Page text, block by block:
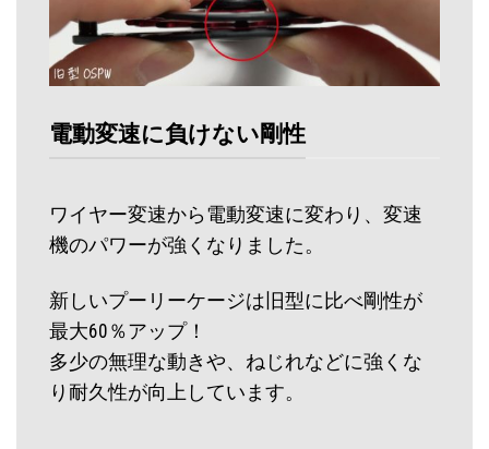
電動変速に負けない剛性
ワイヤー変速から電動変速に変わり、変速
機のパワーが強くなりました。
新しいプーリーケージは旧型に比べ剛性が
最大60％アップ！
多少の無理な動きや、ねじれなどに強くな
り耐久性が向上しています。